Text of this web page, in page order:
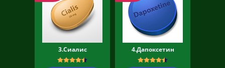
3.Сиалис 4.Дапоксетин